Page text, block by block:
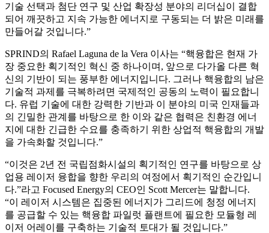
기술 선택과 첨단 연구 및 산업 확장성 분야의 리더십이 결합
되어 깨끗하고 지속 가능한 에너지로 구동되는 더 밝은 미래를
만들어갈 것입니다.”
SPRIND의 Rafael Laguna de la Vera 이사는 “핵융합은 현재 가
장 중요한 획기적인 혁신 중 하나이며, 앞으로 다가올 다른 혁
신의 기반이 되는 풍부한 에너지입니다. 그러나 핵융합의 남은
기술적 과제를 극복하려면 국제적인 공동의 노력이 필요합니
다. 유럽 기술에 대한 강력한 기반과 이 분야의 미국 인재들과
의 긴밀한 관계를 바탕으로 한 이와 같은 협력은 친환경 에너
지에 대한 긴급한 수요를 충족하기 위한 상업적 핵융합의 개발
을 가속화할 것입니다.”
“이것은 2년 전 국립점화시설의 획기적인 연구를 바탕으로 상
업용 레이저 융합을 향한 우리의 여정에서 획기적인 순간입니
다.”라고 Focused Energy의 CEO인 Scott Mercer는 말합니다.
“이 레이저 시스템은 집중된 에너지가 그리드에 청정 에너지
를 공급할 수 있는 핵융합 파일럿 플랜트에 필요한 모듈형 레
이저 어레이를 구축하는 기술적 토대가 될 것입니다.”